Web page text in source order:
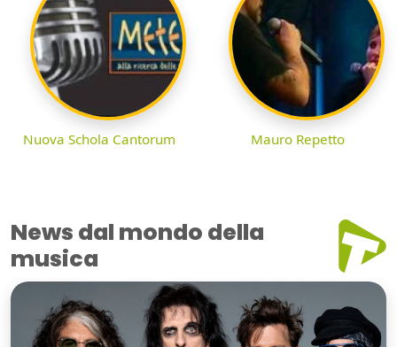
Nuova Schola Cantorum Mauro Repetto
News dal mondo della
musica